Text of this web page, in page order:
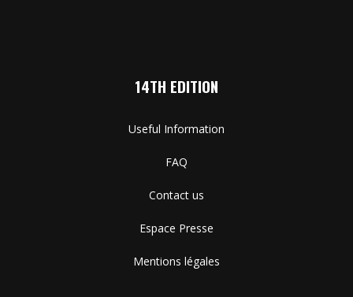
14TH EDITION
Useful Information
FAQ
Contact us
Espace Presse
Mentions légales